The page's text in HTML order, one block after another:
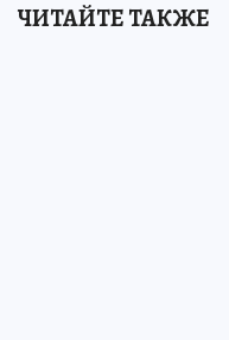
ЧИТАЙТЕ ТАКЖЕ